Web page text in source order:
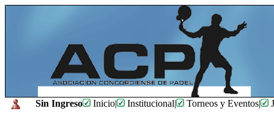
Sin Ingreso Inicio| Institucional| Torneos y Eventos|